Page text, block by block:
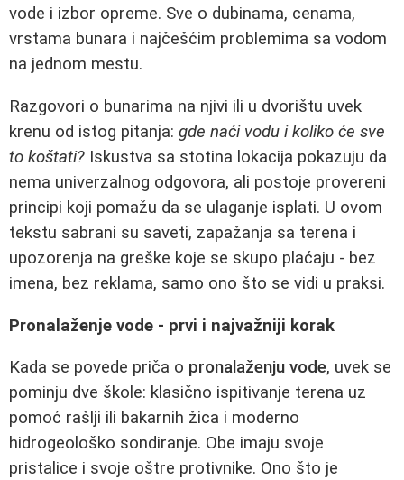
vode i izbor opreme. Sve o dubinama, cenama,
vrstama bunara i najčešćim problemima sa vodom
na jednom mestu.
Razgovori o bunarima na njivi ili u dvorištu uvek
krenu od istog pitanja: gde naći vodu i koliko će sve
to koštati? Iskustva sa stotina lokacija pokazuju da
nema univerzalnog odgovora, ali postoje provereni
principi koji pomažu da se ulaganje isplati. U ovom
tekstu sabrani su saveti, zapažanja sa terena i
upozorenja na greške koje se skupo plaćaju - bez
imena, bez reklama, samo ono što se vidi u praksi.
Pronalaženje vode - prvi i najvažniji korak
Kada se povede priča o pronalaženju vode, uvek se
pominju dve škole: klasično ispitivanje terena uz
pomoć rašlji ili bakarnih žica i moderno
hidrogeološko sondiranje. Obe imaju svoje
pristalice i svoje oštre protivnike. Ono što je